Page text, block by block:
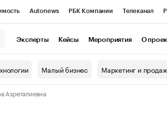
Autonews РБК Компании Телеканал
Эксперты Кейсы Мероприятия О
Малый бизнес Маркетинг и
Азреталиевна